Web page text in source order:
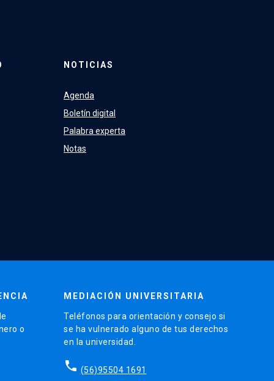
NOTICIAS
Agenda
Boletín digital
Palabra experta
Notas
o
MEDIACIÓN UNIVERSITARIA
Teléfonos para orientación y consejo si
se ha vulnerado alguno de tus derechos
en la universidad.
phone (56)95504 1691